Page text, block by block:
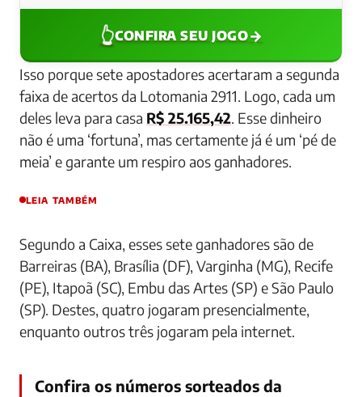
👆CONFIRA SEU JOGO →
Isso porque sete apostadores acertaram a segunda
faixa de acertos da Lotomania 2911. Logo, cada um
deles leva para casa R$ 25.165,42 . Esse dinheiro
não é uma ‘fortuna’, mas certamente já é um ‘pé de
meia’ e garante um respiro aos ganhadores.
LEIA TAMBÉM
Segundo a Caixa, esses sete ganhadores são de
Barreiras (BA), Brasília (DF), Varginha (MG), Recife
(PE), Itapoã (SC), Embu das Artes (SP) e São Paulo
(SP). Destes, quatro jogaram presencialmente,
enquanto outros três jogaram pela internet.
Confira os números sorteados da